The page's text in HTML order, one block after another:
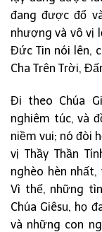
đang được đổ
nhượng và vô vị
Đức Tin nói lên,
Cha Trên Trời,
Đi theo Chúa
nghiêm túc, và
niềm vui; nó đòi
vị Thầy Thần
nghèo hèn
Vì thế, những
Chúa Giêsu, họ
và những con